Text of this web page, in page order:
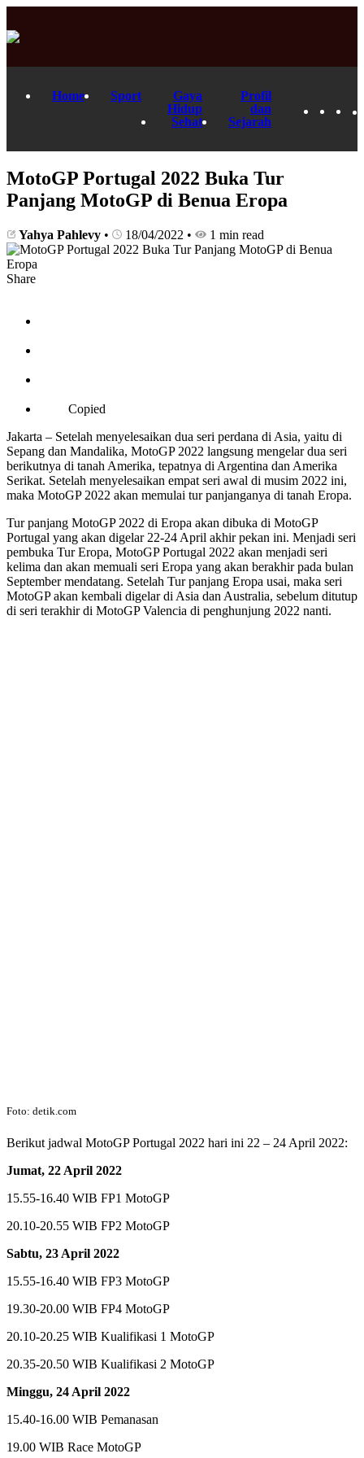
Home Sport
Gaya
Hidup
Sehat
Profil
dan
Sejarah
MotoGP Portugal 2022 Buka Tur
Panjang MotoGP di Benua Eropa
Yahya Pahlevy • 18/04/2022 • 1 min read
Share
Copied
Jakarta – Setelah menyelesaikan dua seri perdana di Asia, yaitu di
Sepang dan Mandalika, MotoGP 2022 langsung mengelar dua seri
berikutnya di tanah Amerika, tepatnya di Argentina dan Amerika
Serikat. Setelah menyelesaikan empat seri awal di musim 2022 ini,
maka MotoGP 2022 akan memulai tur panjanganya di tanah Eropa.
Tur panjang MotoGP 2022 di Eropa akan dibuka di MotoGP
Portugal yang akan digelar 22-24 April akhir pekan ini. Menjadi seri
pembuka Tur Eropa, MotoGP Portugal 2022 akan menjadi seri
kelima dan akan memuali seri Eropa yang akan berakhir pada bulan
September mendatang. Setelah Tur panjang Eropa usai, maka seri
MotoGP akan kembali digelar di Asia dan Australia, sebelum ditutup
di seri terakhir di MotoGP Valencia di penghunjung 2022 nanti.
Foto: detik.com
Berikut jadwal MotoGP Portugal 2022 hari ini 22 – 24 April 2022:
Jumat, 22 April 2022
15.55-16.40 WIB FP1 MotoGP
20.10-20.55 WIB FP2 MotoGP
Sabtu, 23 April 2022
15.55-16.40 WIB FP3 MotoGP
19.30-20.00 WIB FP4 MotoGP
20.10-20.25 WIB Kualifikasi 1 MotoGP
20.35-20.50 WIB Kualifikasi 2 MotoGP
Minggu, 24 April 2022
15.40-16.00 WIB Pemanasan
19.00 WIB Race MotoGP